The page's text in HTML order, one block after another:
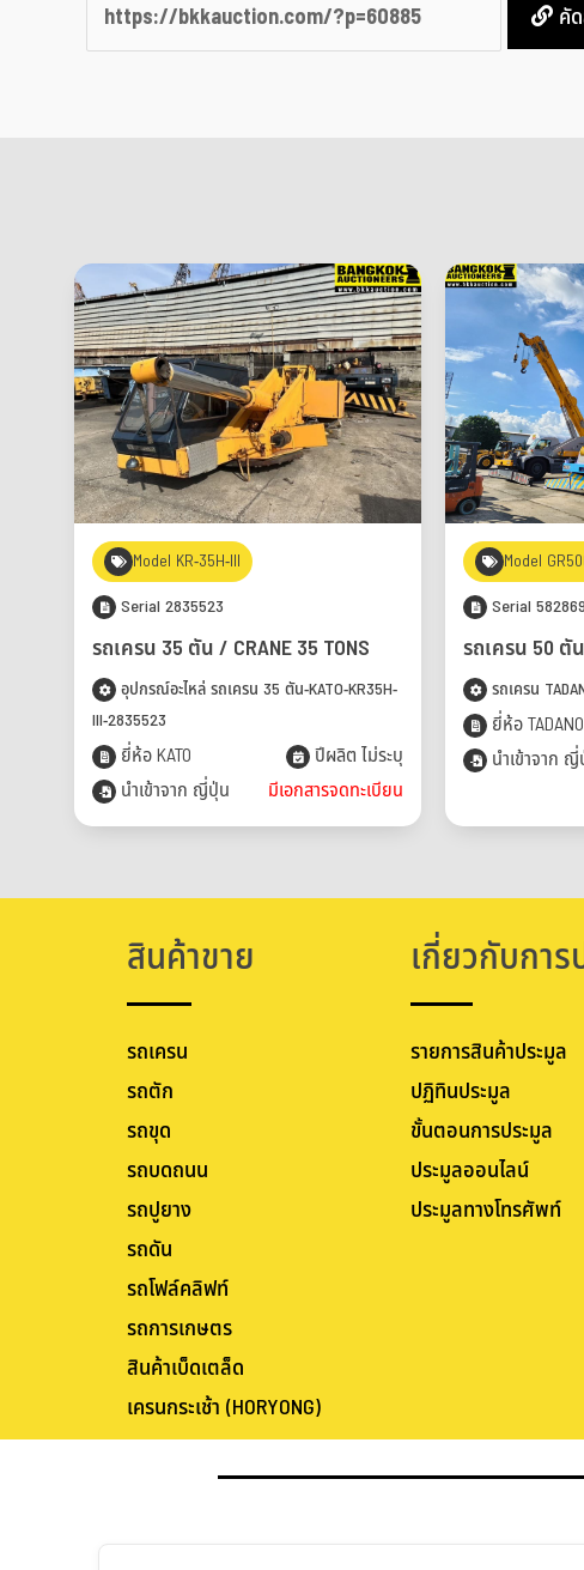
คั
Model KR-35H-III
Serial 2835523
รถเครน 35 ตัน / CRANE 35 TONS
อุปกรณ์อะไหล่ รถเครน 35 ตัน-KATO-KR35H-
III-2835523
ยี่ห้อ KATO
ปีผลิต ไม่ระบุ
นำเข้าจาก ญี่ปุ่น
มีเอกสารจดทะเบียน
Model
Serial 582869
รถเครน 50 ตั
รถเครน
ยี่ห้อ TADANO
นำเข้าจาก
สินค้าขาย
รถเครน
รถตัก
รถขุด
รถบดถนน
รถปูยาง
รถดัน
รถโฟล์คลิฟท์
รถการเกษตร
สินค้าเบ็ดเตล็ด
เครนกระเช้า (HORYONG)
เกี่ยวกับการ
รายการสินค้าประมูล
ปฏิทินประมูล
ขั้นตอนการประมูล
ประมูลออนไลน์
ประมูลทางโทรศัพท์